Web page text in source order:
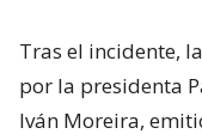
Tras el incidente,
por la presidenta
Iván Moreira,